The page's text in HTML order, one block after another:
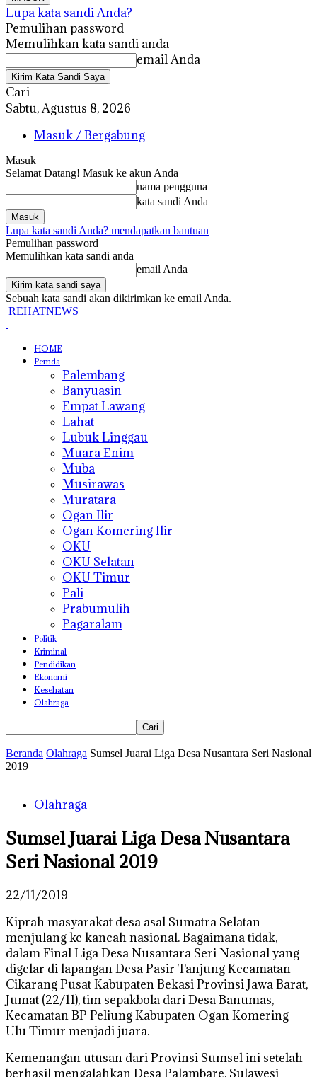
Lupa kata sandi Anda?
Pemulihan password
Memulihkan kata sandi anda
email Anda
Cari
Sabtu, Agustus 8, 2026
Masuk / Bergabung
Masuk
Selamat Datang! Masuk ke akun Anda
nama pengguna
kata sandi Anda
Lupa kata sandi Anda? mendapatkan bantuan
Pemulihan password
Memulihkan kata sandi anda
email Anda
Sebuah kata sandi akan dikirimkan ke email Anda.
REHATNEWS
HOME
Pemda
Palembang
Banyuasin
Empat Lawang
Lahat
Lubuk Linggau
Muara Enim
Muba
Musirawas
Muratara
Ogan Ilir
Ogan Komering Ilir
OKU
OKU Selatan
OKU Timur
Pali
Prabumulih
Pagaralam
Politik
Kriminal
Pendidikan
Ekonomi
Kesehatan
Olahraga
Beranda Olahraga Sumsel Juarai Liga Desa Nusantara Seri Nasional
2019
Olahraga
Sumsel Juarai Liga Desa Nusantara
Seri Nasional 2019
22/11/2019
Kiprah masyarakat desa asal Sumatra Selatan
menjulang ke kancah nasional. Bagaimana tidak,
dalam Final Liga Desa Nusantara Seri Nasional yang
digelar di lapangan Desa Pasir Tanjung Kecamatan
Cikarang Pusat Kabupaten Bekasi Provinsi Jawa Barat,
Jumat (22/11), tim sepakbola dari Desa Banumas,
Kecamatan BP Peliung Kabupaten Ogan Komering
Ulu Timur menjadi juara.
Kemenangan utusan dari Provinsi Sumsel ini setelah
berhasil mengalahkan Desa Palambare, Sulawesi